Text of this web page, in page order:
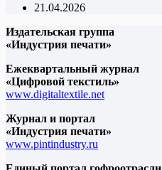
21.04.2026
Издательская группа
«Индустрия печати»
Ежеквартальный журнал
«Цифровой текстиль»
www.digitaltextile.net
Журнал и портал
«Индустрия печати»
www.pintindustry.ru